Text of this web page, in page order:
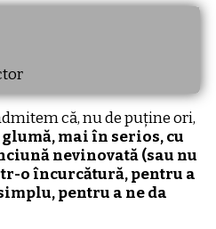
că, nu de puține ori,
mai în serios, cu
nevinovată (sau nu
o încurcătură, pentru a
pentru a ne da